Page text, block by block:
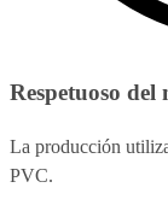
Respetuoso del
La producción
PVC.